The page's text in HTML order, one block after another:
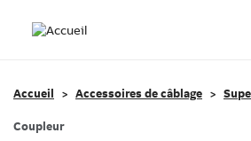
Accueil Accessoires de câblage
Coupleur